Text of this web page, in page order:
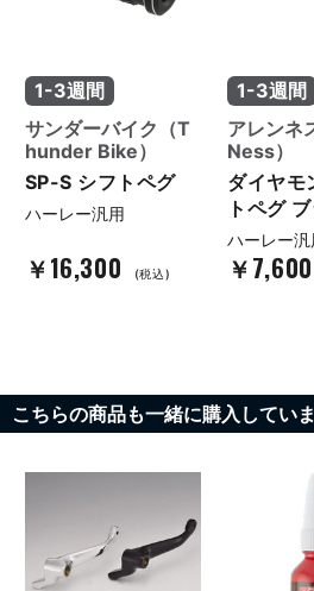
1-3週間
サンダーバイク（T
hunder Bike）
SP-S シフトペグ
ハーレー汎用
￥16,300 (税込)
1-3週間
アレンネ
Ness）
ダイヤモ
トペグ
ハーレー汎
￥7,600
こちらの商品も一緒に購入してい